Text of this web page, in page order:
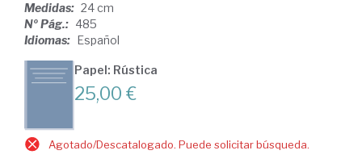
Medidas: 24 cm
Nº Pág.: 485
Idiomas: Español
Papel: Rústica
25,00 €
Agotado/Descatalogado. Puede solicitar búsqueda.